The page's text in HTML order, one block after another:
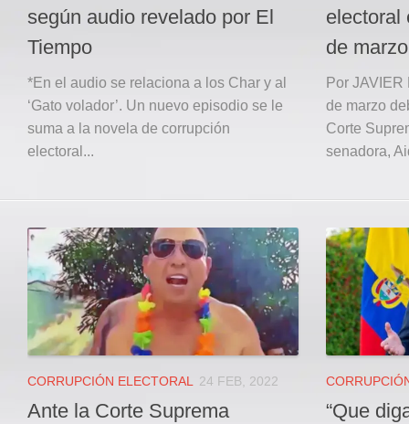
Contactenos
facebook
Twitter
Instagram
Registro ISSN: 2711-3299
según audio revelado por El
Tiempo
*En el audio se relaciona a los Char y al
‘Gato volador’. Un nuevo episodio se le
suma a la novela de corrupción
electoral...
electoral
de marzo
Por
de marzo
Corte
senadora,
CORRUPCIÓN ELECTORAL 24 FEB, 2022
Ante la Corte Suprema
“Que